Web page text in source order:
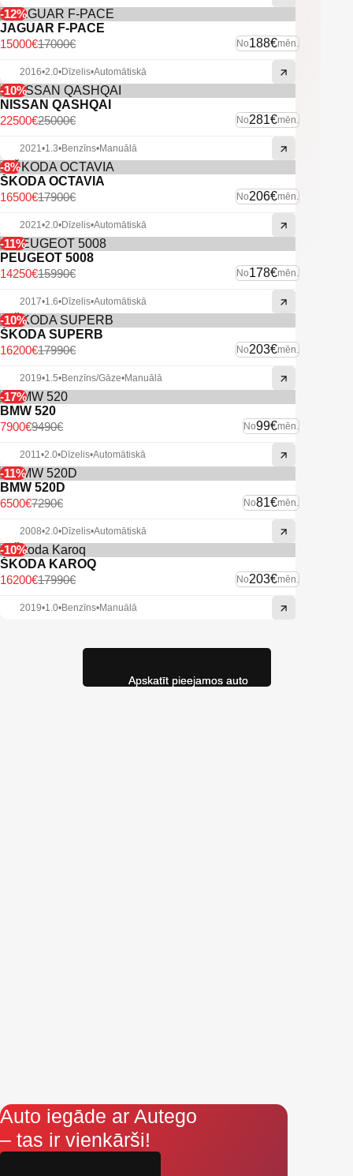
-12%
JAGUAR F-PACE
No188€mēn.
17000€
15000€
2016•2.0•Dīzelis•Automātiskā
-10%
NISSAN QASHQAI
No281€mēn.
25000€
22500€
2021•1.3•Benzīns•Manuālā
-8%
ŠKODA OCTAVIA
No206€mēn.
17900€
16500€
2021•2.0•Dīzelis•Automātiskā
-11%
PEUGEOT 5008
No178€mēn.
15990€
14250€
2017•1.6•Dīzelis•Automātiskā
-10%
ŠKODA SUPERB
No203€mēn.
17990€
16200€
2019•1.5•Benzīns/Gāze•Manuālā
-17%
BMW 520
No99€mēn.
9490€
7900€
2011•2.0•Dīzelis•Automātiskā
-11%
BMW 520D
No81€mēn.
7290€
6500€
2008•2.0•Dīzelis•Automātiskā
-10%
ŠKODA KAROQ
No203€mēn.
17990€
16200€
2019•1.0•Benzīns•Manuālā
Auto iegāde ar Autego
– tas ir vienkārši!